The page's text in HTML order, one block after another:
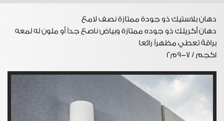
دهان بلاستيك ذو جودة ممتازة نصف لامع
دهان أكريلك ذو جوده ممتازة وبياض ناصع جداً أو ملون له لمعه
براقة تعطي مظهراً رائعا
1كجم / 7-9م2